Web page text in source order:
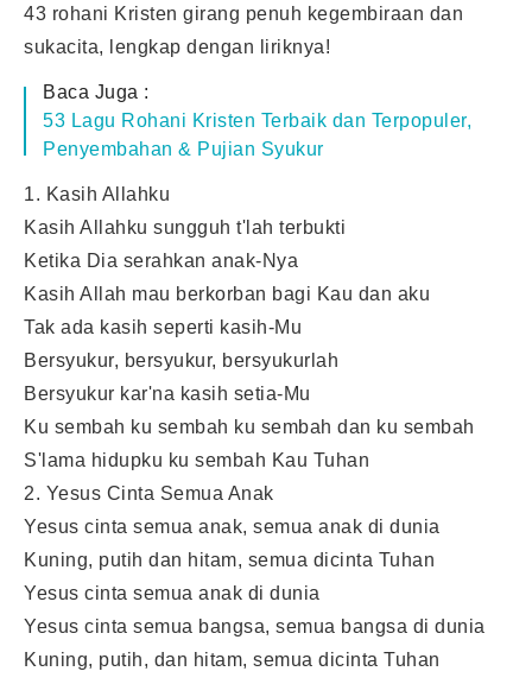
43 rohani Kristen girang penuh kegembiraan dan
sukacita, lengkap dengan liriknya!
Baca Juga :
53 Lagu Rohani Kristen Terbaik dan Terpopuler,
Penyembahan & Pujian Syukur
1. Kasih Allahku
Kasih Allahku sungguh t'lah terbukti
Ketika Dia serahkan anak-Nya
Kasih Allah mau berkorban bagi Kau dan aku
Tak ada kasih seperti kasih-Mu
Bersyukur, bersyukur, bersyukurlah
Bersyukur kar'na kasih setia-Mu
Ku sembah ku sembah ku sembah dan ku sembah
S'lama hidupku ku sembah Kau Tuhan
2. Yesus Cinta Semua Anak
Yesus cinta semua anak, semua anak di dunia
Kuning, putih dan hitam, semua dicinta Tuhan
Yesus cinta semua anak di dunia
Yesus cinta semua bangsa, semua bangsa di dunia
Kuning, putih, dan hitam, semua dicinta Tuhan